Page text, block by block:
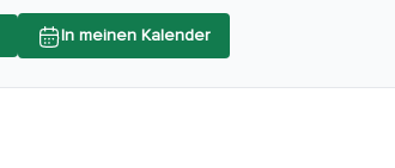
In meinen Kalender